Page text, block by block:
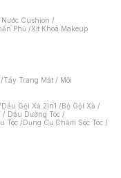
Nước Cushion /
Phủ /Xịt Khoá Makeup
/Tẩy Trang Mắt / Môi
/Dầu Gội Xả 2in1 /Bộ Gội Xả /
/ Dầu Dưỡng Tóc /
Tóc /Dụng Cụ Chăm Sóc Tóc /